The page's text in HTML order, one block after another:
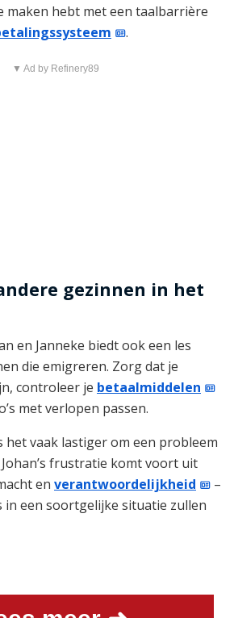
maken hebt met een taalbarrière
.
▼ Ad by Refinery89
gezinnen in het
en Janneke biedt ook een les
die emigreren. Zorg dat je
controleer je betaalmiddelen
met verlopen passen.
het vaak lastiger om een probleem
frustratie komt voort uit
en verantwoordelijkheid
–
in een soortgelijke situatie zullen